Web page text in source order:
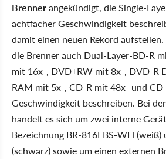
Brennerangekündigt, die Single-
achtfacher Geschwindigkeit
damit einen neuen Rekord
die Brenner auch Dual-Layer-BD-R
mit 16x-, DVD+RW mit 8x-, DVD-R
RAM mit 5x-, CD-R mit 48x- und
Geschwindigkeit beschreiben. Bei
handelt es sich um zwei interne
Bezeichnung BR-816FBS-WH (weiß)
(schwarz) sowie um einen externen